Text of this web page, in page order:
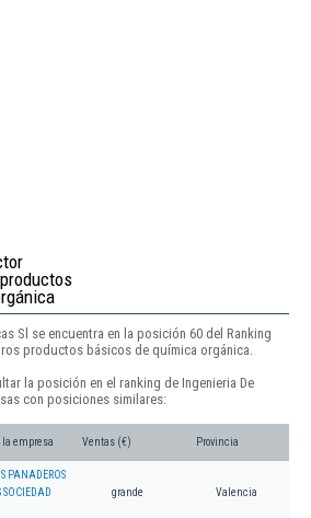
Sl se encuentra en la posición 60 del Ranking
productos básicos de química orgánica.
la posición en el ranking de Ingenieria De
con posiciones similares:
la empresa Ventas (€) Provincia
PANADEROS
SOCIEDAD
grande Valencia